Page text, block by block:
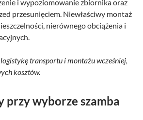
i wypoziomowanie zbiornika oraz
przesunięciem. Niewłaściwy montaż
nierównego obciążenia i
transportu i montażu wcześniej,
kosztów.
przy wyborze szamba